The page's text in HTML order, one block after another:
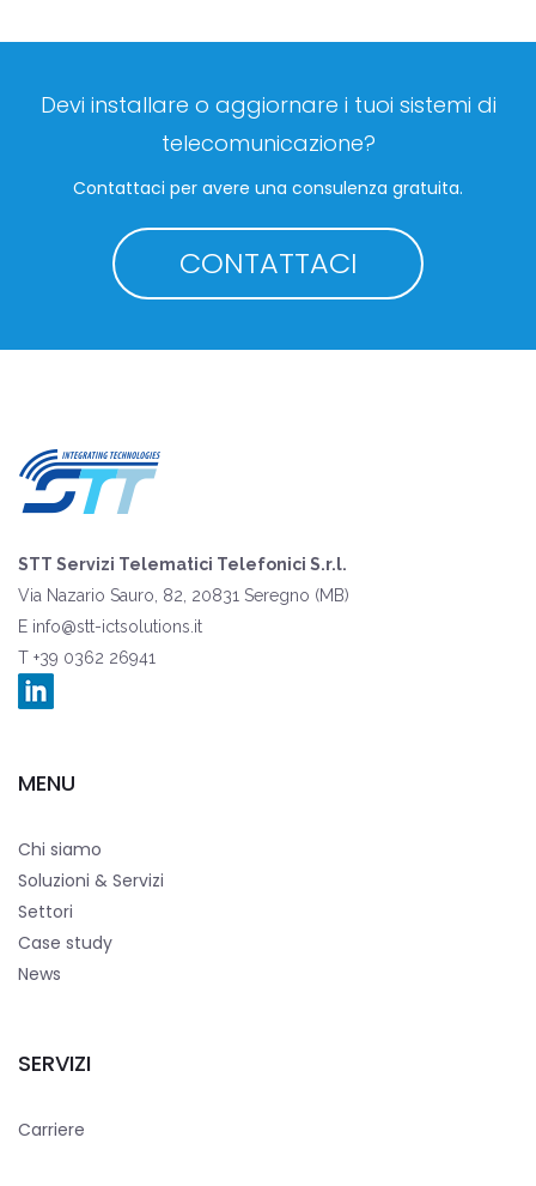
Devi installare o aggiornare i tuoi sistemi di
telecomunicazione?
Contattaci per avere una consulenza gratuita.
CONTATTACI
STT Servizi Telematici Telefonici S.r.l.
Via Nazario Sauro, 82, 20831 Seregno (MB)
E info@stt-ictsolutions.it
T +39 0362 26941
MENU
Chi siamo
Soluzioni & Servizi
Settori
Case study
News
SERVIZI
Carriere